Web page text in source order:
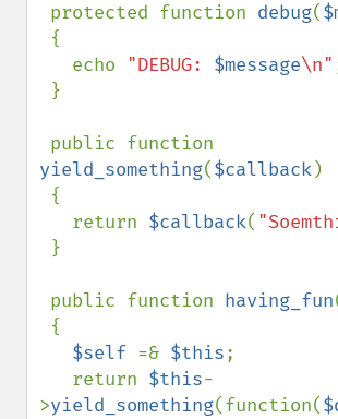
protected function debug(
   echo
"DEBUG: $message\n"
yield_something($callback)
   return
$callback(
public function having_fun
$self =& $this;
   return
$this-
>yield_something(function(